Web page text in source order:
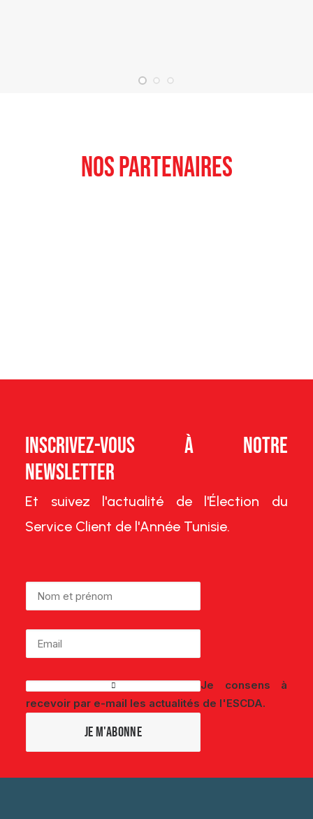
nos partenaires
Inscrivez-vous à notre
Newsletter
Et suivez l'actualité de l'Élection du
Service Client de l'Année Tunisie.
Je consens à
recevoir par e-mail les actualités de l'ESCDA.